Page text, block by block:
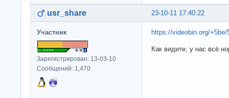
23-10-11 17:40:22
usr_share
Участник
Зарегистрирован: 13-03-10
Сообщений: 1,470
https://videobin.org/+5be/
Как видите, у нас всё